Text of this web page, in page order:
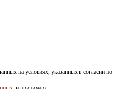
на условиях, указанных в согласии по